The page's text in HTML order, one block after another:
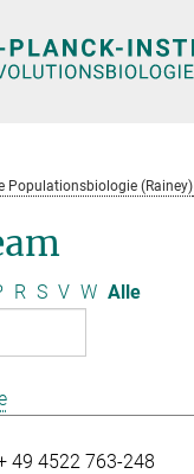
Populationsbiologie (Rainey)
R S V W Alle
49 4522 763-248